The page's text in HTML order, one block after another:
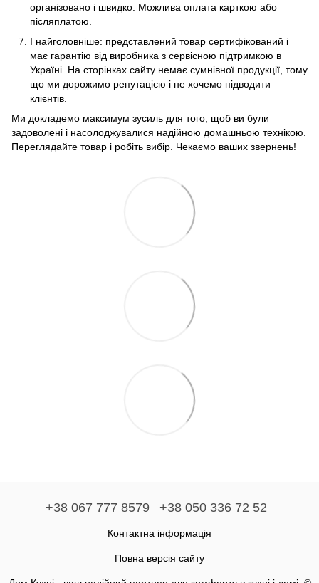
організовано і швидко. Можлива оплата карткою або
післяплатою.
І найголовніше: представлений товар сертифікований і
має гарантію від виробника з сервісною підтримкою в
Україні. На сторінках сайту немає сумнівної продукції, тому
що ми дорожимо репутацією і не хочемо підводити
клієнтів.
Ми докладемо максимум зусиль для того, щоб ви були
задоволені і насолоджувалися надійною домашньою технікою.
Переглядайте товар і робіть вибір. Чекаємо ваших звернень!
+38 067 777 8579 +38 050 336 72 52
Контактна інформація
Повна версія сайту